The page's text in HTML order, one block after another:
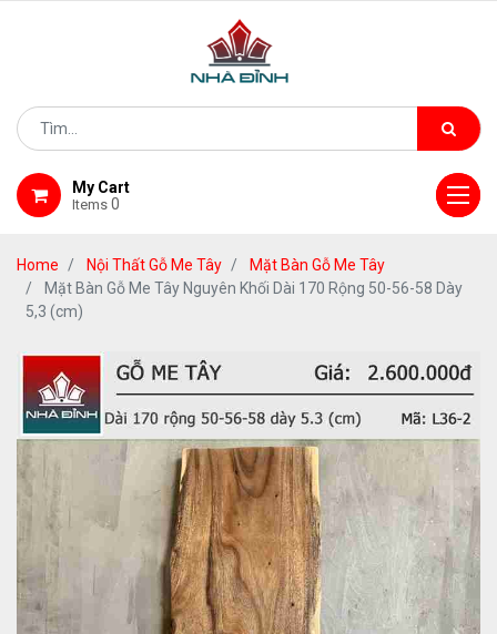
My Cart
Items 0
Home Nội Thất Gỗ Me Tây
Mặt Bàn Gỗ Me Tây
Mặt Bàn Gỗ Me Tây Nguyên Khối Dài 170 Rộng 50-56-58 Dày
5,3 (cm)